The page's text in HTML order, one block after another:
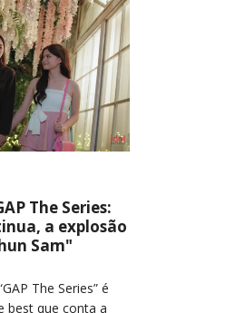
The Series:
a explosão
Sam"
The Series” é
best que conta a